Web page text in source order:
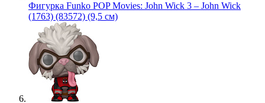
Фигурка Funko POP Movies: John Wick 3 – John Wick
(1763) (83572) (9,5 см)